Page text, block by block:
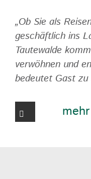
„Ob Sie als
geschäftlich ins
Tautewalde
verwöhnen und
bedeutet Gast zu